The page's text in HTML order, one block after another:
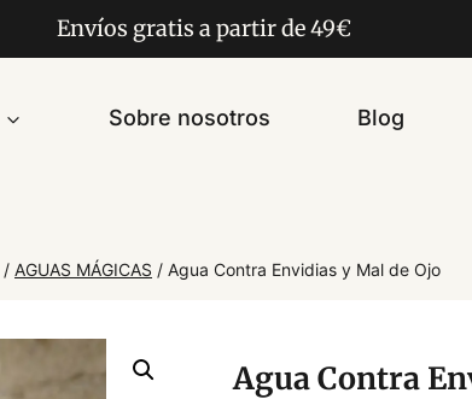
Envíos gratis a partir de 49€
Sobre nosotros Blog
/ AGUAS MÁGICAS / Agua Contra Envidias y Mal de Ojo
Agua Contra